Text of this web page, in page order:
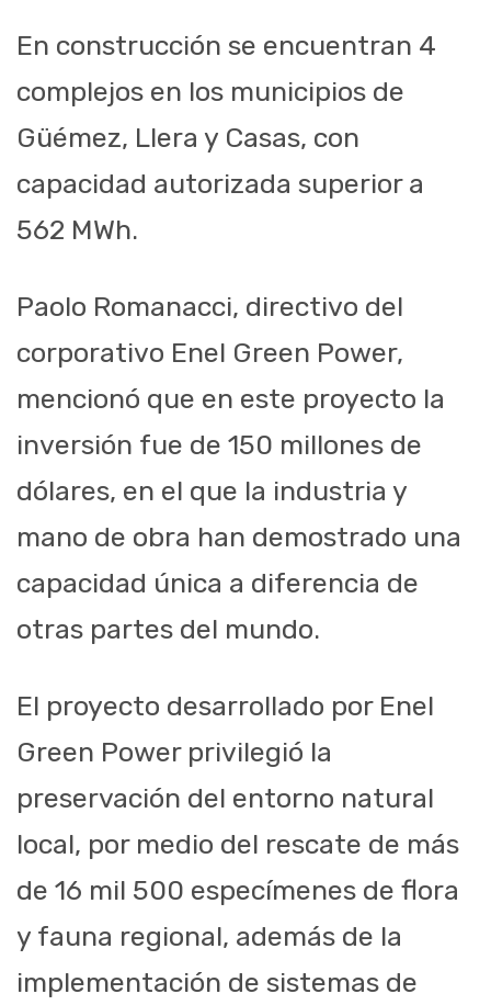
En construcción se encuentran 4
complejos en los municipios de
Güémez, Llera y Casas, con
capacidad autorizada superior a
562 MWh.
Paolo Romanacci, directivo del
corporativo Enel Green Power,
mencionó que en este proyecto la
inversión fue de 150 millones de
dólares, en el que la industria y
mano de obra han demostrado una
capacidad única a diferencia de
otras partes del mundo.
El proyecto desarrollado por Enel
Green Powerprivilegió la
preservación del entorno natural
local, por medio del rescate de más
de 16 mil 500 especímenes de flora
y fauna regional, además de la
implementación de sistemas de